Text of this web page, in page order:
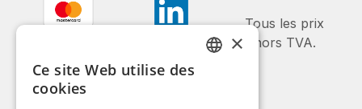
Tous les prix
hors TVA.
×
Ce site Web utilise des
cookies